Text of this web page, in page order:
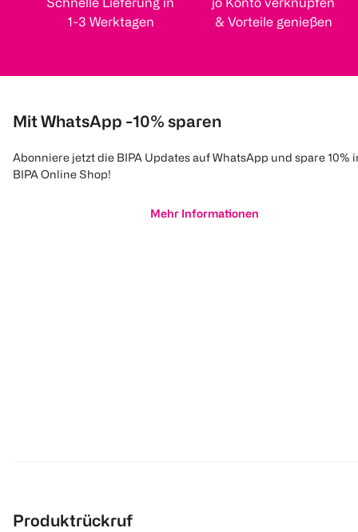
1-3 Werktagen
& Vorteile genießen
Mit WhatsApp -10% sparen
Abonniere jetzt die BIPA Updates auf WhatsApp und spare 10%
BIPA Online Shop!
Mehr Informationen
Produktrückruf